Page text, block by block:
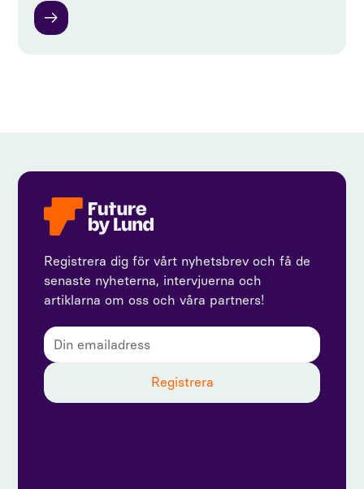
Registrera dig för vårt nyhetsbrev och få de
senaste nyheterna, intervjuerna och
artiklarna om oss och våra partners!